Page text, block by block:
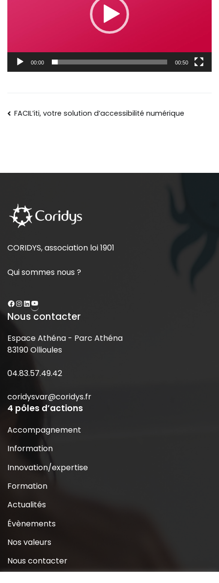
00:00 00:50
FACIL’iti, votre solution d’accessibilité numérique
CORIDYS, association loi 1901
Qui sommes nous ?
Nous contacter
Espace Athéna - Parc Athéna
83190 Ollioules
04.83.57.49.42
coridysvar@coridys.fr
4 pôles d’actions
Accompagnement
Information
Innovation/expertise
Formation
Actualités
Évènements
Nos valeurs
Nous contacter